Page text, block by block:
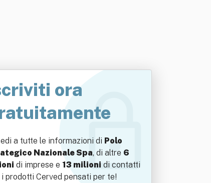
ora
a tutte le informazioni di Polo
Nazionale Spa, di altre 6
di imprese e 13 milioni di contatti
prodotti Cerved pensati per te!